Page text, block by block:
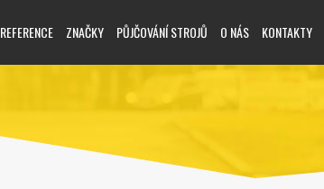
REFERENCE ZNAČKY PŮJČOVÁNÍ STROJŮ O NÁS KONTAKTY